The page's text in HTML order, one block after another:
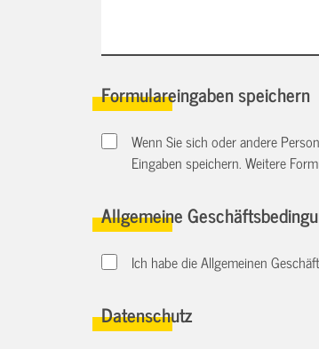
Formulareingaben speichern
Wenn Sie sich oder andere
Eingaben speichern. Weitere
Allgemeine
Ich habe die Allgemeinen
Datenschutz